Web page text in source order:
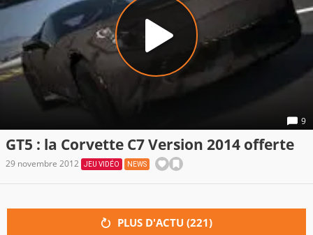
9
GT5 : la Corvette C7 Version 2014 offerte
29 novembre 2012 JEU VIDÉO NEWS
PLUS D'ACTU (221)